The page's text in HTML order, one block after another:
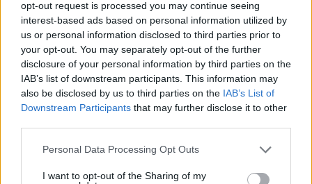
opt-out request is processed you may continue seeing
interest-based ads based on personal information utilized by
us or personal information disclosed to third parties prior to
your opt-out. You may separately opt-out of the further
disclosure of your personal information by third parties on the
IAB’s list of downstream participants. This information may
also be disclosed by us to third parties on the IAB’s List of
Downstream Participants that may further disclose it to other
Please note that this website/app uses one or more Google
not limited to your visit or usage behaviour. You may click to
Personal Data Processing Opt Outs
I want to opt-out of the Sharing of my
καταιγίδες στη Βόρεια Ελλάδα από το μεσημέρι
και μετά. Παρουσιάζεται και ο χάρτης της
πορείας των μέγιστων θερμοκρασιών σε
διάφορα ευπαθή στη ζέστη τμήματα της χώρας
από την Τετάρτη (πιο ήπια μέρα) έως την
Παρασκευή (κορύφωση του καύσωνα).
ΜΕΓΑΛΥΤΕΡΕΣ ΠΟΛΕΙΣ ΤΗΣ ΧΩΡΑΣ